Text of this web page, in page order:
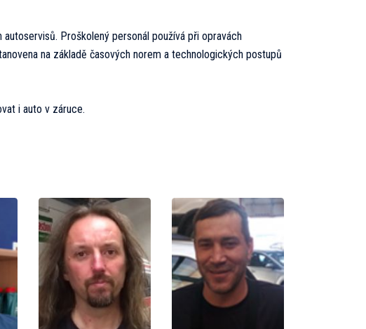
Proškolený personál používá při opravách
na základě časových norem a technologických postupů
i auto v záruce.